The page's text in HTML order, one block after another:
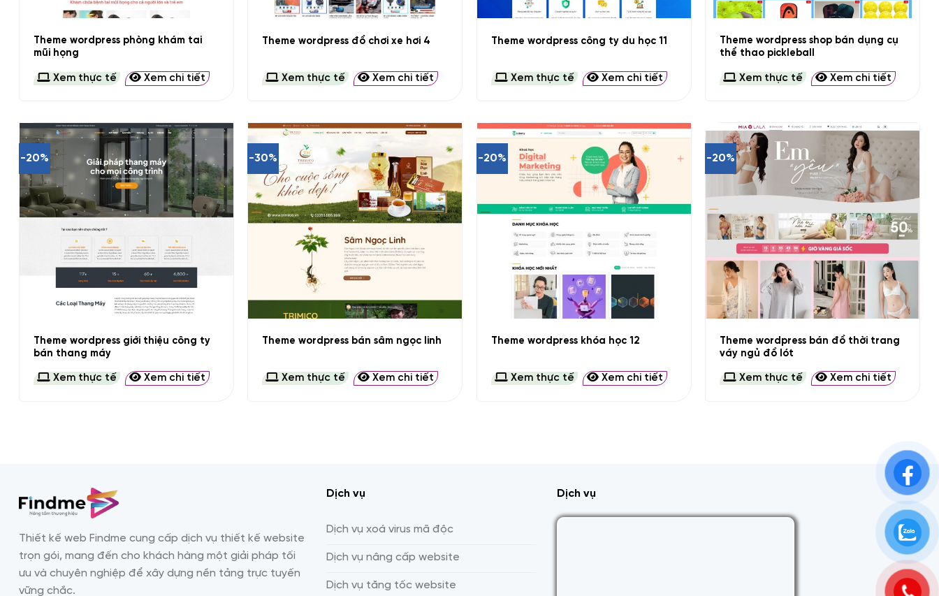
Theme wordpress phòng khám tai
mũi họng
Xem thực tế Xem chi tiết
Theme wordpress đồ chơi xe hơi 4
Xem thực tế Xem chi tiết
Theme wordpress công ty du học 11
Xem thực tế Xem chi tiết
+
Theme wordpress shop bán dụng cụ
thể thao pickleball
Xem thực tế Xem chi tiết
-20%
Theme wordpress giới thiệu công ty
bán thang máy
Xem thực tế Xem chi tiết
-30%
Theme wordpress bán sâm ngọc linh
Xem thực tế Xem chi tiết
-20%
Theme wordpress khóa học 12
Xem thực tế Xem chi tiết
-20%
+
Theme wordpress bán đồ thời trang
váy ngủ đồ lót
Xem thực tế Xem chi tiết
Thiết kế web Findme cung cấp dịch vụ thiết kế website
trọn gói, mang đến cho khách hàng một giải pháp tối
ưu và chuyên nghiệp để xây dựng nền tảng trực tuyến
vững chắc.
Dịch vụ
Dịch vụ xoá virus mã độc
Dịch vụ nâng cấp website
Dịch vụ tăng tốc website
Dịch vụ